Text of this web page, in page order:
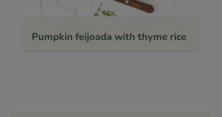
Pumpkin feijoada with thyme rice